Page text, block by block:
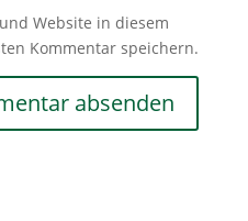
Website in diesem
Kommentar speichern.